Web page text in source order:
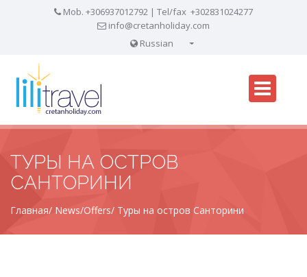
Mob. +306937012792 | Tel/fax +302831024277
info@cretanholiday.com
Russian
ТУРЫ НА ОСТРОВ
САНТОРИНИ
Главная News/Offers Туры на остров Санторини